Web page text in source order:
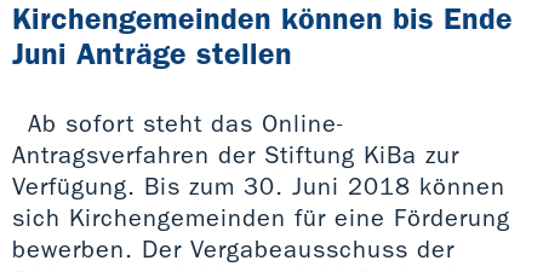
Kirchengemeinden können bis Ende
Juni Anträge stellen
Ab sofort steht das Online-
Antragsverfahren der Stiftung KiBa zur
Verfügung. Bis zum 30. Juni 2018 können
sich Kirchengemeinden für eine Förderung
bewerben. Der Vergabeausschuss der